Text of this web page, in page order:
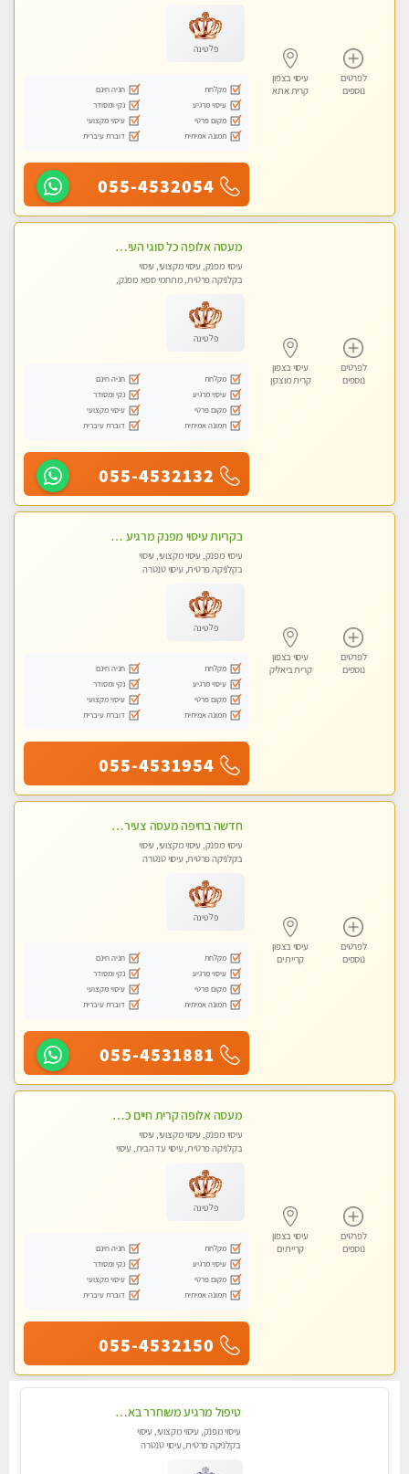
לפרטים
נוספים
עיסוי בצפון
קרית אתא
פלטינה
מקלחת
חניה חינם
עיסוי מרגיע
נקי ומסודר
מקום פרטי
עיסוי מקצועי
תמונה אמיתית
דוברת עיברית
055-4532054
לפרטים
נוספים
עיסוי בצפון
קרית מוצקין
מעסה אלופה כל סוגי העיסויים מעסה מקצועית ואיכותית פרטי!!!
עיסוי מפנק, עיסוי מקצועי, עיסוי
בקלניקה פרטית, מתחמי ספא מפנק,
פלטינה
מקלחת
חניה חינם
עיסוי מרגיע
נקי ומסודר
מקום פרטי
עיסוי מקצועי
תמונה אמיתית
דוברת עיברית
055-4532132
לפרטים
נוספים
עיסוי בצפון
קרית ביאליק
בקריות עיסוי מפנק מרגיע ושקט במקום מדהים עיסוי מושקע מאוד
עיסוי מפנק, עיסוי מקצועי, עיסוי
בקלניקה פרטית, עיסוי טנטרה
פלטינה
מקלחת
חניה חינם
עיסוי מרגיע
נקי ומסודר
מקום פרטי
עיסוי מקצועי
תמונה אמיתית
דוברת עיברית
055-4531954
לפרטים
נוספים
עיסוי בצפון
קריית ים
חדשה בחיפה מעסה צעירה איכותית וקלאסית מזמינה אותך לעיסוי נעים מפנק ומרגיע . . . highly recommended..new in the city
עיסוי מפנק, עיסוי מקצועי, עיסוי
בקלניקה פרטית, עיסוי טנטרה
פלטינה
מקלחת
חניה חינם
עיסוי מרגיע
נקי ומסודר
מקום פרטי
עיסוי מקצועי
תמונה אמיתית
דוברת עיברית
055-4531881
לפרטים
נוספים
עיסוי בצפון
קריית ים
מעסה אלופה קרית חיים כל סוגי העיסויים מעסה מקצועית ואיכותית פרטי!!
עיסוי מפנק, עיסוי מקצועי, עיסוי
בקלניקה פרטית, עיסוי עד הבית, עיסוי
פלטינה
מקלחת
חניה חינם
עיסוי מרגיע
נקי ומסודר
מקום פרטי
עיסוי מקצועי
תמונה אמיתית
דוברת עיברית
055-4532150
טיפול מרגיע משוחרר באווירה נעימה נקיה ומסודרת יש חניה ומקלחת
עיסוי מפנק, עיסוי מקצועי, עיסוי
בקלניקה פרטית, עיסוי טנטרה